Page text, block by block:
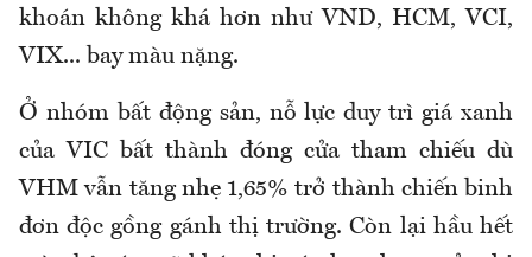
khoán không khá hơn như VND, HCM, VCI,
VIX... bay màu nặng.
Ở nhóm bất động sản, nỗ lực duy trì giá xanh
của VIC bất thành đóng cửa tham chiếu dù
VHM vẫn tăng nhẹ 1,65% trở thành chiến binh
đơn độc gồng gánh thị trường. Còn lại hầu hết